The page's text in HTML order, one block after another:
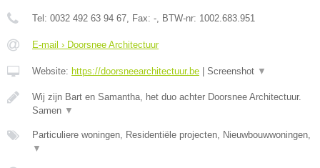
Tel: 0032 492 63 94 67, Fax: -, BTW-nr: 1002.683.951
E-mail › Doorsnee Architectuur
Website: https://doorsneearchitectuur.be Screenshot ▼
Wij zijn Bart en Samantha, het duo achter Doorsnee Architectuur.
Samen ▼
Particuliere woningen, Residentiële projecten, Nieuwbouwwoningen,
▼